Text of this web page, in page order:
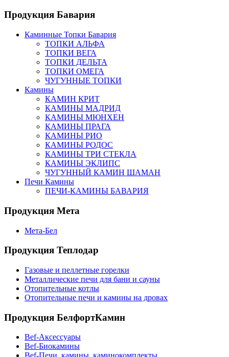
Продукция Бавария
Каминные Топки Бавария
ТОПКИ АЛЬФА
ТОПКИ ВЕГА
ТОПКИ ДЕЛЬТА
ТОПКИ ОМЕГА
ЧУГУННЫЕ ТОПКИ
Камины
КАМИН КРИТ
КАМИНЫ МАДРИД
КАМИНЫ МЮНХЕН
КАМИНЫ ПРАГА
КАМИНЫ РИО
КАМИНЫ РОДОС
КАМИНЫ ТРИ СТЕКЛА
КАМИНЫ ЭКЛИПС
ЧУГУННЫЙ КАМИН ШАМАН
Печи Камины
ПЕЧИ-КАМИНЫ БАВАРИЯ
Продукция Мета
Мета-Бел
Продукция Теплодар
Газовые и пеллетные горелки
Металлические печи для бани и сауны
Отопительные котлы
Отопительные печи и камины на дровах
Продукция БелфортКамин
Bef-Аксессуары
Bef-Биокамины